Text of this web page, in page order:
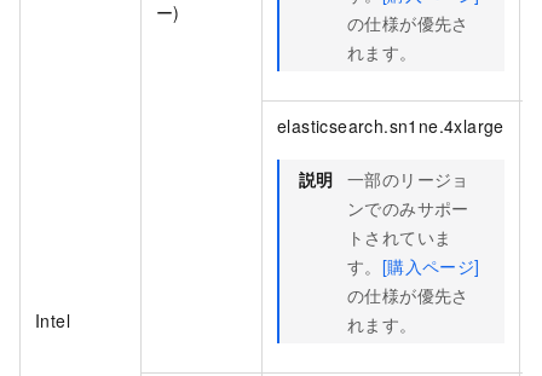
Intel
ー)
の仕様が優先さ
れます。
elasticsearch.sn1ne.4xlarge
説明 一部のリージョ
ンでのみサポー
トされていま
す。 [購入ページ]
の仕様が優先さ
れます。